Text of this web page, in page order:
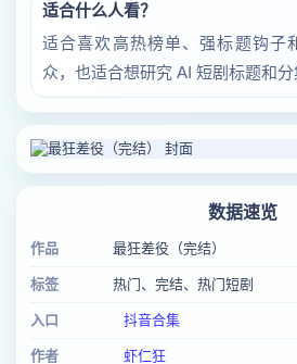
适合什么人看？
适合喜欢高热榜单、强标题钩子
众，也适合想研究 AI 短剧标题和分
数据速览
作品 最狂差役（完结）
标签 热门、完结、热门短剧
入口 抖音合集
作者 虾仁狂